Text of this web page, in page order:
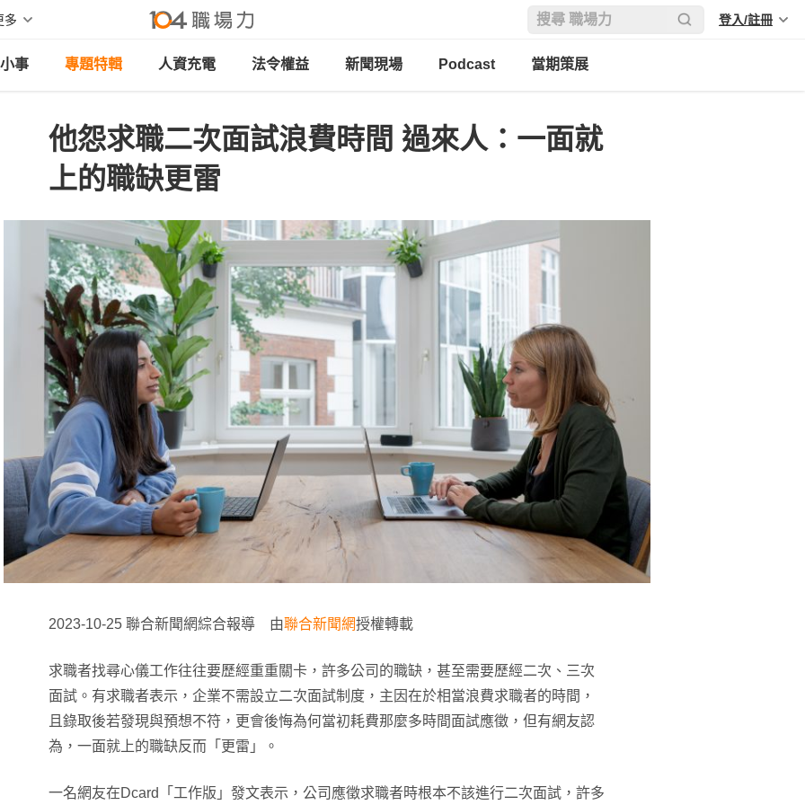
多 登入/註冊
事 專題特輯 人資充電 法令權益 新聞現場 Podcast 當期策展
他怨求職二次面試浪費時間 過來人：一面就
上的職缺更雷
2023-10-25 聯合新聞網綜合報導 由聯合新聞網授權轉載
求職者找尋心儀工作往往要歷經重重關卡，許多公司的職缺，甚至需要歷經二次、三次
面試。有求職者表示，企業不需設立二次面試制度，主因在於相當浪費求職者的時間，
且錄取後若發現與預想不符，更會後悔為何當初耗費那麼多時間面試應徵，但有網友認
為，一面就上的職缺反而「更雷」。
一名網友在Dcard「工作版」發文表示，公司應徵求職者時根本不該進行二次面試，許多